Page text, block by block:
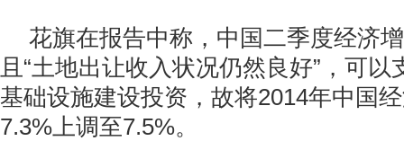
花旗在报告中称，中国二季度经济
且“土地出让收入状况仍然良好”，可以
基础设施建设投资，故将2014年中国
7.3%上调至7.5%。